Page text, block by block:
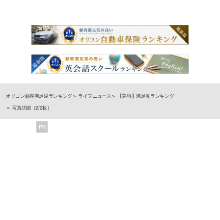
オリコン顧客満足度ランキング ライフニュース
【美容】満足度ランキング
写真詳細（2/2枚）
PR